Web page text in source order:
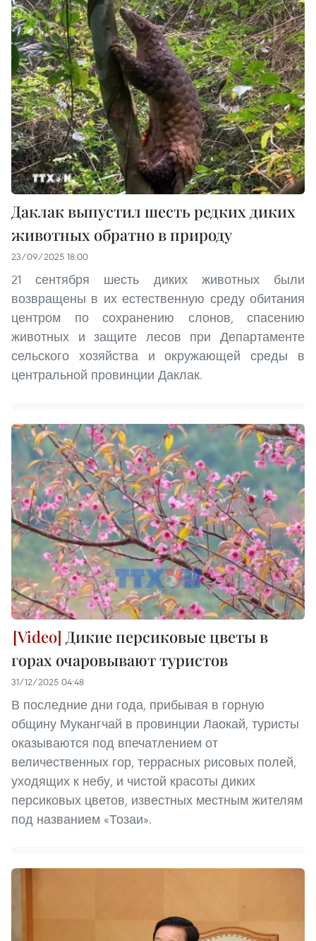
Даклак выпустил шесть редких диких
животных обратно в природу
23/09/2025 18:00
21 сентября шесть диких животных были
возвращены в их естественную среду обитания
центром по сохранению слонов, спасению
животных и защите лесов при Департаменте
сельского хозяйства и окружающей среды в
центральной провинции Даклак.
Дикие персиковые цветы в
горах очаровывают туристов
31/12/2025 04:48
В последние дни года, прибывая в горную
общину Мукангчай в провинции Лаокай, туристы
оказываются под впечатлением от
величественных гор, террасных рисовых полей,
уходящих к небу, и чистой красоты диких
персиковых цветов, известных местным жителям
под названием «Тозаи».